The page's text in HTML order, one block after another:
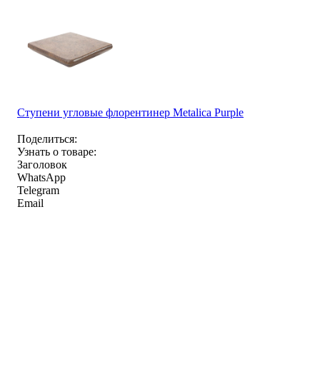
Ступени угловые флорентинер Metalica Purple
Поделиться:
Узнать о товаре:
Заголовок
WhatsApp
Telegram
Email